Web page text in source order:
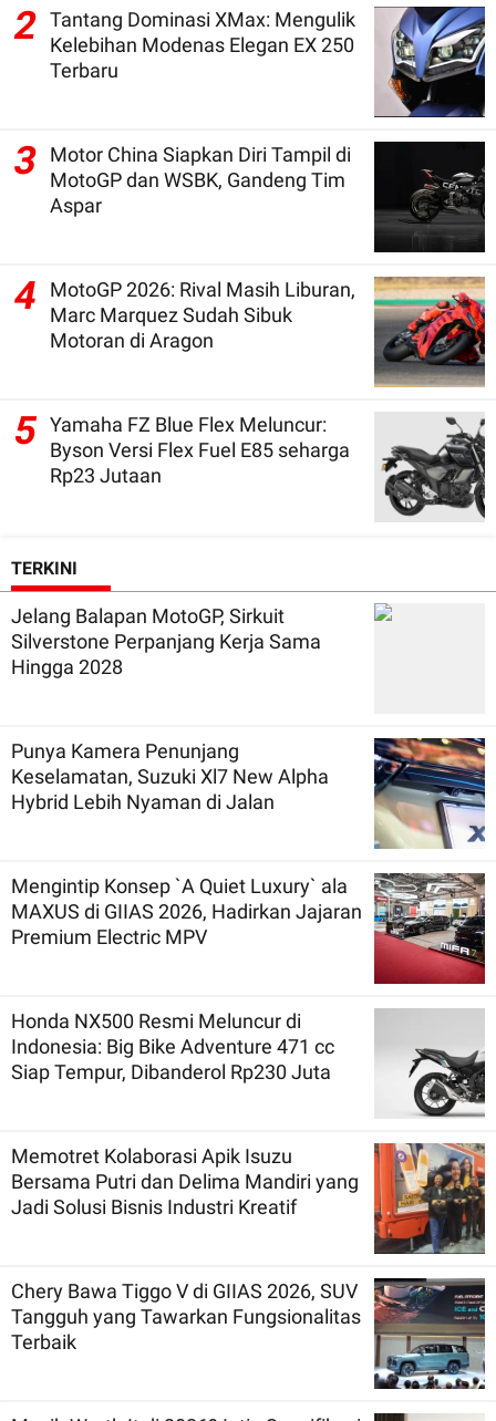
2 Tantang Dominasi XMax: Mengulik
Kelebihan Modenas Elegan EX 250
Terbaru
3
Motor China Siapkan Diri Tampil di
MotoGP dan WSBK, Gandeng Tim
Aspar
4
MotoGP 2026: Rival Masih Liburan,
Marc Marquez Sudah Sibuk
Motoran di Aragon
5 Yamaha FZ Blue Flex Meluncur:
Byson Versi Flex Fuel E85 seharga
Rp23 Jutaan
TERKINI
Jelang Balapan MotoGP, Sirkuit
Silverstone Perpanjang Kerja Sama
Hingga 2028
Punya Kamera Penunjang
Keselamatan, Suzuki Xl7 New Alpha
Hybrid Lebih Nyaman di Jalan
Mengintip Konsep `A Quiet Luxury` ala
MAXUS di GIIAS 2026, Hadirkan Jajaran
Premium Electric MPV
Honda NX500 Resmi Meluncur di
Indonesia: Big Bike Adventure 471 cc
Siap Tempur, Dibanderol Rp230 Juta
Memotret Kolaborasi Apik Isuzu
Bersama Putri dan Delima Mandiri yang
Jadi Solusi Bisnis Industri Kreatif
Chery Bawa Tiggo V di GIIAS 2026, SUV
Tangguh yang Tawarkan Fungsionalitas
Terbaik